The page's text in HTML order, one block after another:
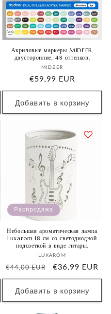
Акриловые маркеры MIDEER,
двусторонние, 48 оттенков.
Продавец:
MIDEER
Обычная
цена
€59,99 EUR
Добавить в корзину
Распродажа
Небольшая ароматическая лампа
Luxarom 18 см со светодиодной
подсветкой в ​​виде гитары.
Продавец:
LUXAROM
Обычная
цена
€44,00 EUR
Цена
со
скидкой
€36,99 EUR
Добавить в корзину